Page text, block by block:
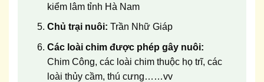
kiểm lâm tỉnh Hà Nam
Chủ trại nuôi: Trần Nhữ Giáp
Các loài chim được phép gây nuôi:
Chim Công, các loài chim thuộc họ trĩ, các
loài thủy cầm, thú cưng……vv